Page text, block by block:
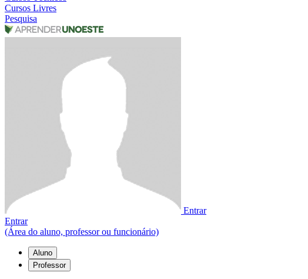
Cursos Livres
Pesquisa
Entrar
Entrar
(Área do aluno, professor ou funcionário)
Aluno
Professor